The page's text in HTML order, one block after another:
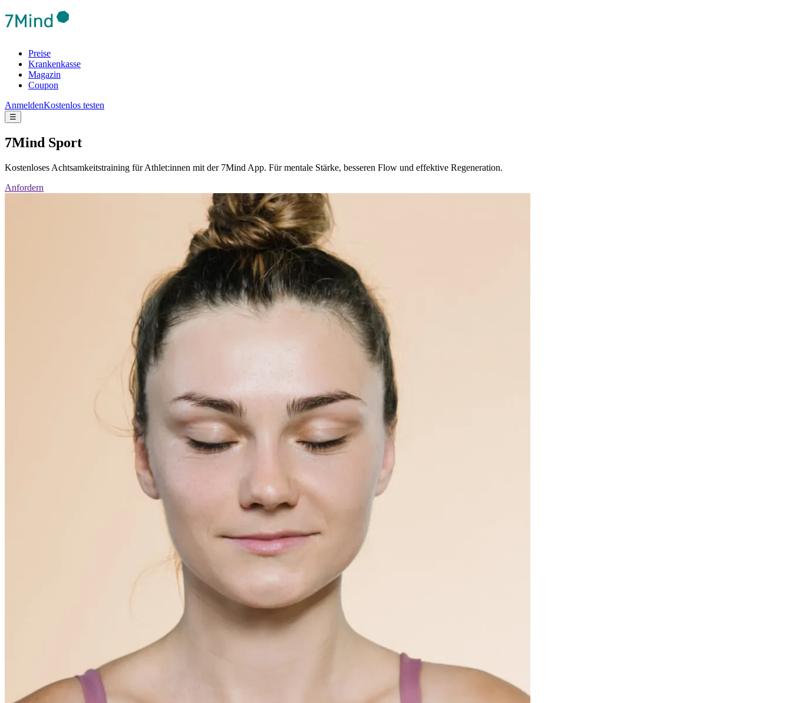
Preise
Krankenkasse
Magazin
Coupon
AnmeldenKostenlos testen
☰
7Mind Sport
Kostenloses Achtsamkeitstraining für Athlet:innen mit der 7Mind App. Für mentale Stärke, besseren Flow und effektive Regeneration.
Anfordern